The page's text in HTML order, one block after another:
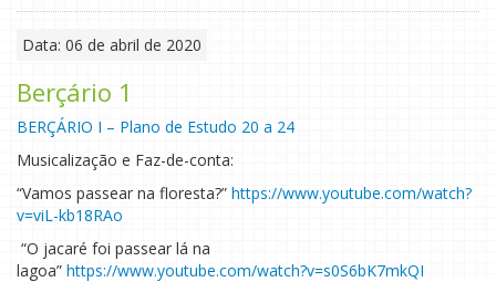
Data: 06 de abril de 2020
Berçário 1
BERÇÁRIO I – Plano de Estudo 20 a 24
Musicalização e Faz-de-conta:
“Vamos passear na floresta?” https://www.youtube.com/watch?
v=viL-kb18RAo
“O jacaré foi passear lá na
lagoa” https://www.youtube.com/watch?v=s0S6bK7mkQI